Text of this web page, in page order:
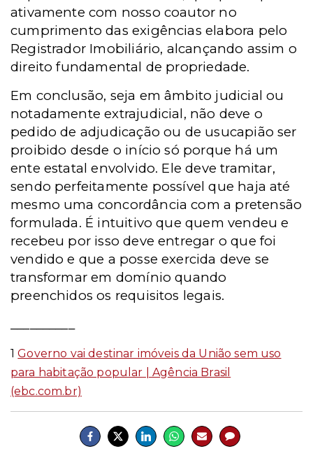
ativamente com nosso coautor no
cumprimento das exigências elabora pelo
Registrador Imobiliário, alcançando assim o
direito fundamental de propriedade.
Em conclusão, seja em âmbito judicial ou
notadamente extrajudicial, não deve o
pedido de adjudicação ou de usucapião ser
proibido desde o início só porque há um
ente estatal envolvido. Ele deve tramitar,
sendo perfeitamente possível que haja até
mesmo uma concordância com a pretensão
formulada. É intuitivo que quem vendeu e
recebeu por isso deve entregar o que foi
vendido e que a posse exercida deve se
transformar em domínio quando
preenchidos os requisitos legais.
1Governo vai destinar imóveis da União sem uso
para habitação popular | Agência Brasil
(ebc.com.br)